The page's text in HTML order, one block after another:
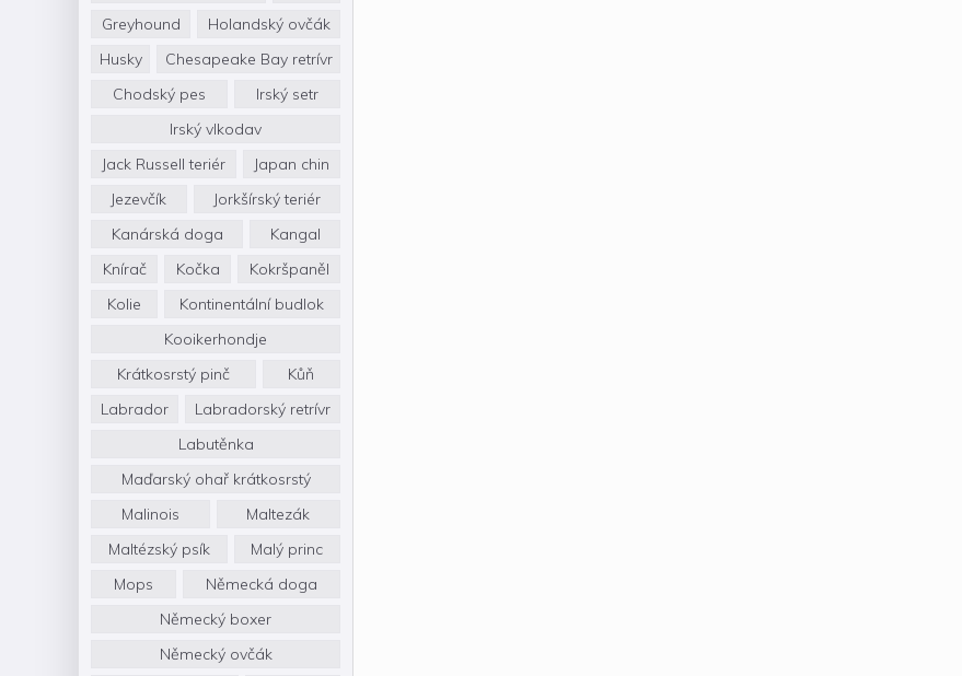
Greyhound
Holandský ovčák
Husky
Chesapeake Bay retrívr
Chodský pes
Irský setr
Irský vlkodav
Jack Russell teriér
Japan chin
Jezevčík
Jorkšírský teriér
Kanárská doga
Kangal
Knírač
Kočka
Kokršpaněl
Kolie
Kontinentální budlok
Kooikerhondje
Krátkosrstý pinč
Kůň
Labrador
Labradorský retrívr
Labutěnka
Maďarský ohař krátkosrstý
Malinois
Maltezák
Maltézský psík
Malý princ
Mops
Německá doga
Německý boxer
Německý ovčák